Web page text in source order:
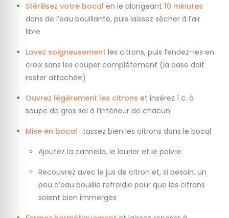
Stérilisez votre bocal en le plongeant 10 minutes
dans de l’eau bouillante, puis laissez sécher à l’air
libre
Lavez soigneusement les citrons, puis fendez-les en
croix sans les couper complètement (la base doit
rester attachée)
Ouvrez légèrement les citrons et insérez 1 c. à
soupe de gros sel à l’intérieur de chacun
Mise en bocal : tassez bien les citrons dans le bocal
Ajoutez la cannelle, le laurier et le poivre
Recouvrez avec le jus de citron et, si besoin, un
peu d’eau bouillie refroidie pour que les citrons
soient bien immergés